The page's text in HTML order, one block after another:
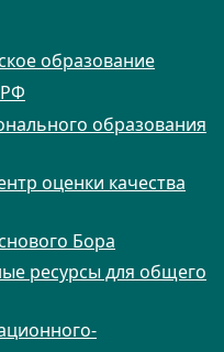
образование
образования
оценки качества
Бора
ресурсы для общего